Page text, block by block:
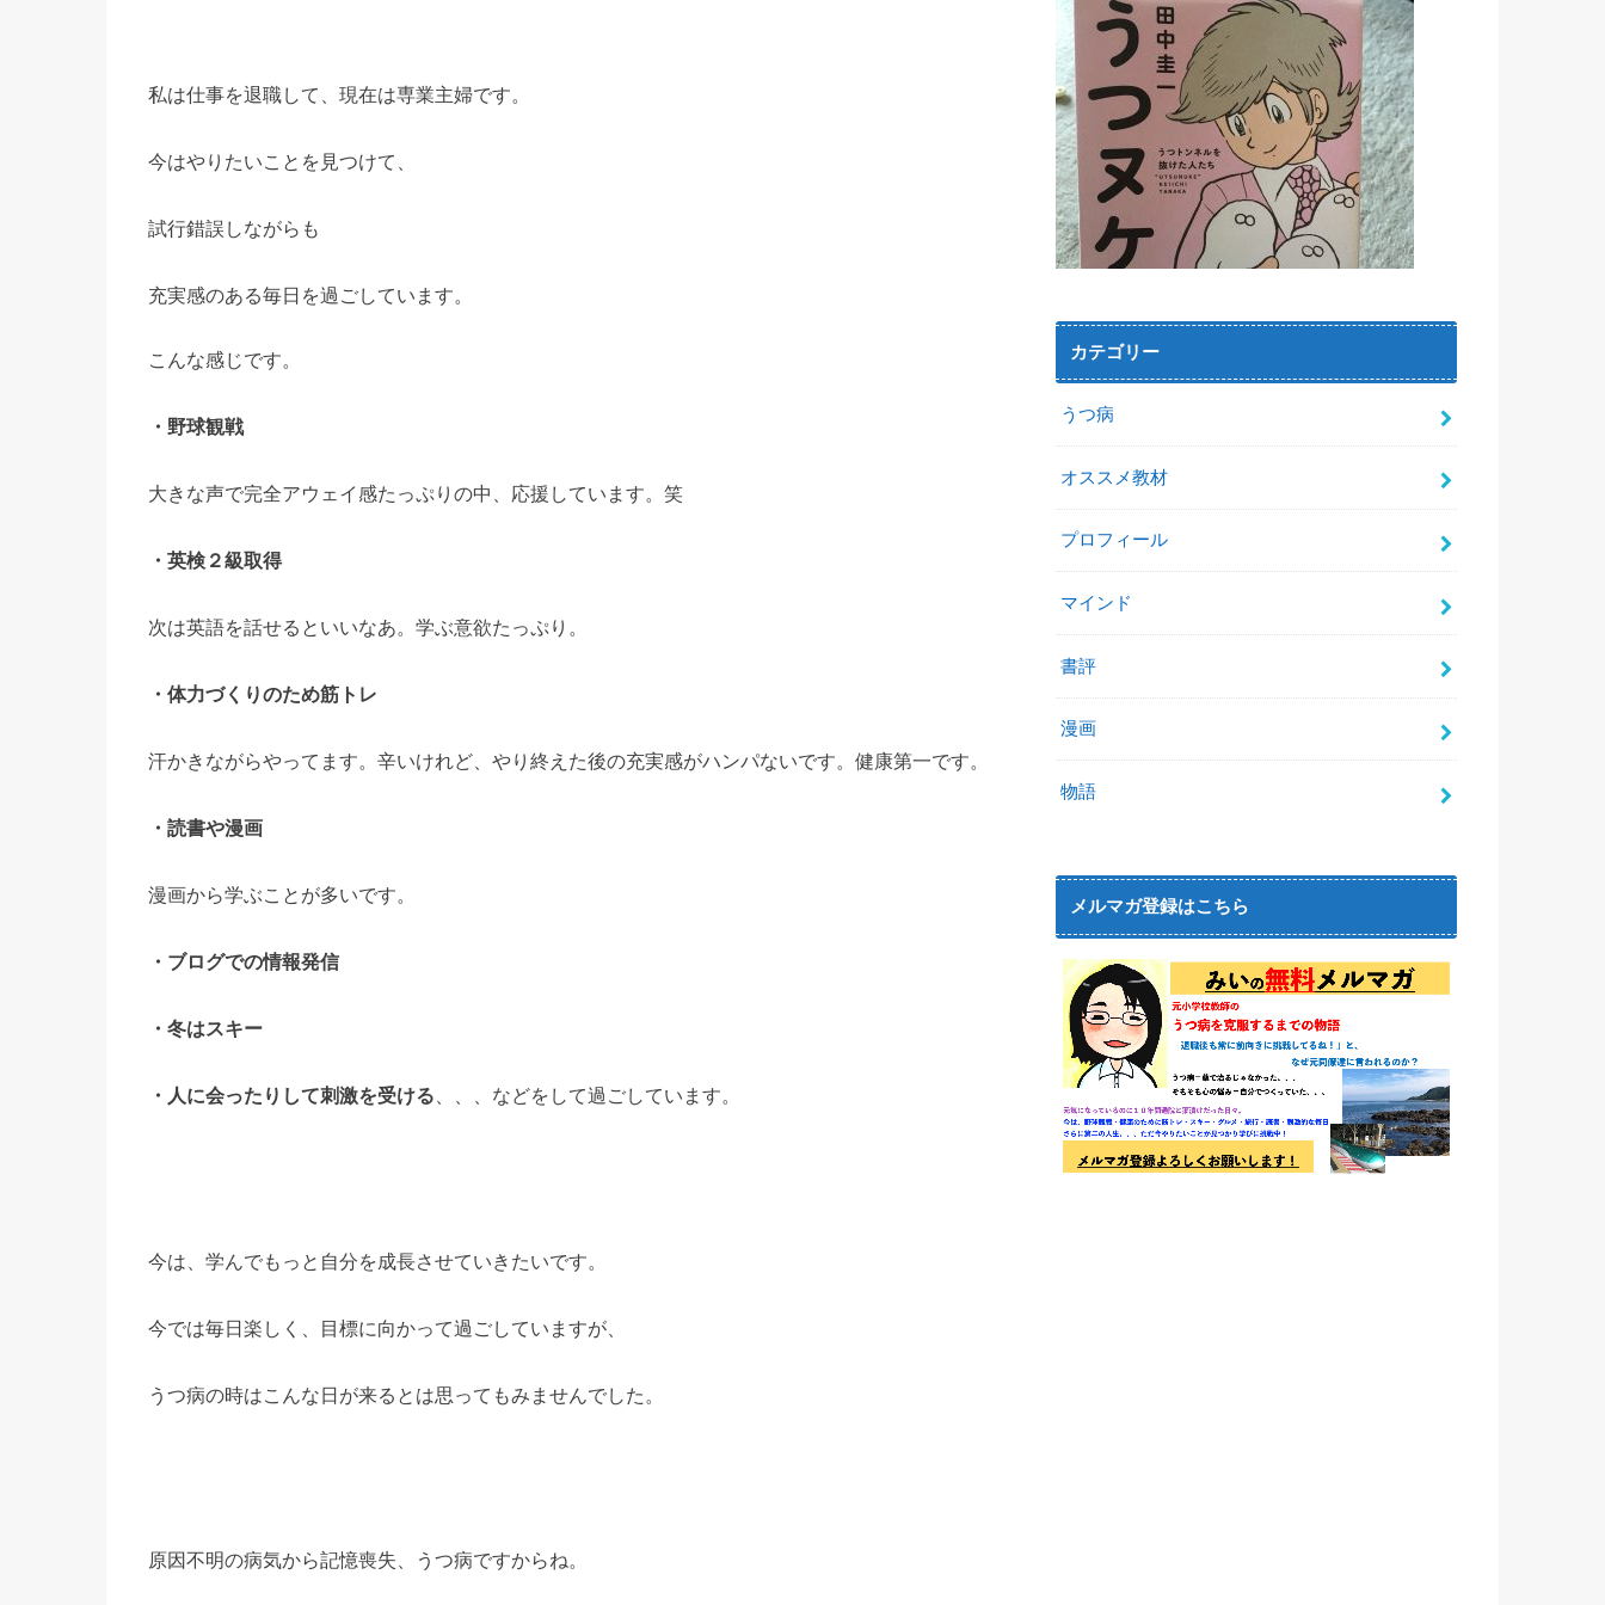
私は仕事を退職して、現在は専業主婦です。
今はやりたいことを見つけて、
試行錯誤しながらも
充実感のある毎日を過ごしています。
こんな感じです。
・野球観戦
大きな声で完全アウェイ感たっぷりの中、応援しています。笑
・英検２級取得
次は英語を話せるといいなあ。学ぶ意欲たっぷり。
・体力づくりのため筋トレ
汗かきながらやってます。辛いけれど、やり終えた後の充実感がハンパないです。健康第一です。
・読書や漫画
漫画から学ぶことが多いです。
・ブログでの情報発信
・冬はスキー
・人に会ったりして刺激を受ける 、、、などをして過ごしています。
今は、学んでもっと自分を成長させていきたいです。
今では毎日楽しく、目標に向かって過ごしていますが、
うつ病の時はこんな日が来るとは思ってもみませんでした。
原因不明の病気から記憶喪失、うつ病ですからね。
カテゴリー
うつ病
オススメ教材
プロフィール
マインド
書評
漫画
物語
メルマガ登録はこちら